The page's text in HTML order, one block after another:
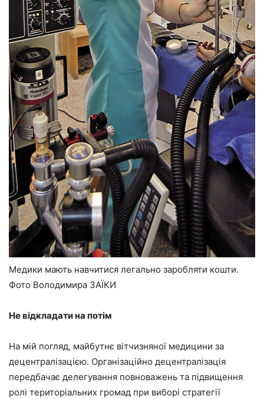
Медики мають навчитися легально заробляти кошти.
Фото Володимира ЗAЇКИ
Не відкладати на потім
На мій погляд, майбутнє вітчизняної медицини за
децентралізацією. Організаційно децентралізація
передбачає делегування повноважень та підвищення
ролі територіальних громад при виборі стратегії